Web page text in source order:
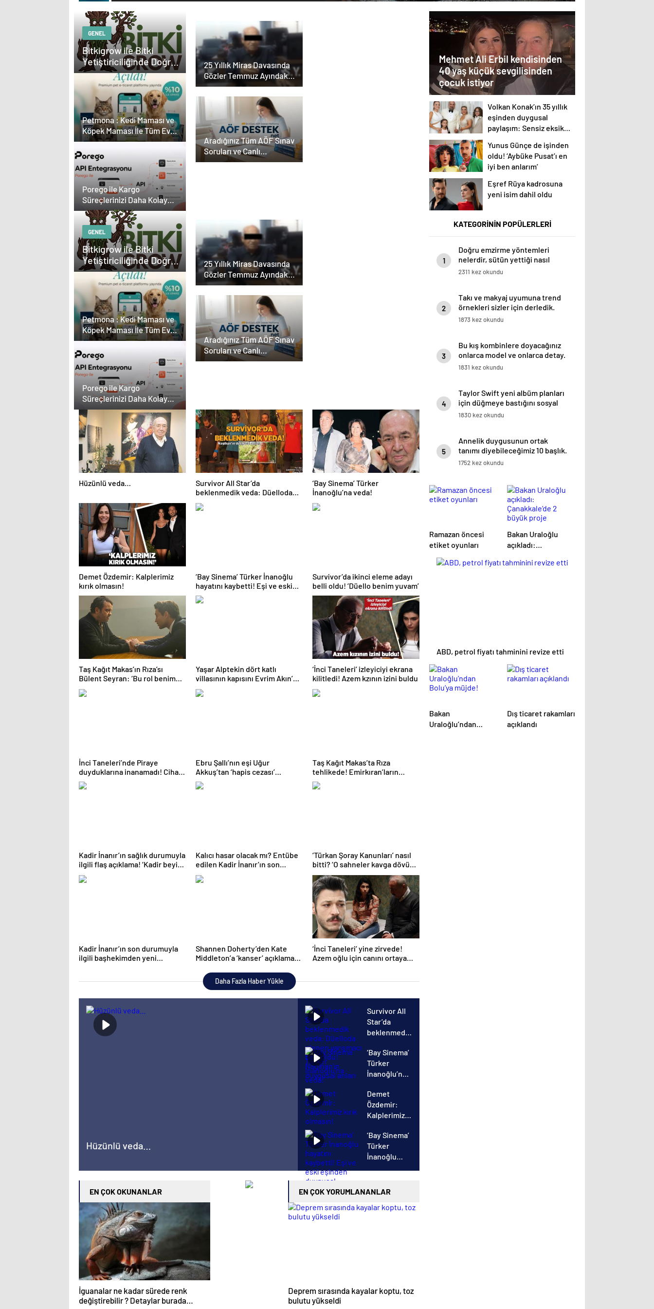
GENEL
Bitkigrow ile Bitki
Yetiştiriciliğinde Doğru
Ekipman ve Ürün
Seçimi
Petmona : Kedi Maması ve
Köpek Maması İle Tüm Evcil
Hayvan Ürünleri
Porego ile Kargo
Süreçlerinizi Daha Kolay
Yönetin
25 Yıllık Miras Davasında
Gözler Temmuz Ayındaki
Karar Duruşmasına
Çevrildi
Aradığınız Tüm AÖF Sınav
Soruları ve Canlı
Açıköğretim Forumu
GENEL
Bitkigrow ile Bitki
Yetiştiriciliğinde Doğru
Ekipman ve Ürün
Seçimi
Petmona : Kedi Maması ve
Köpek Maması İle Tüm Evcil
Hayvan Ürünleri
Porego ile Kargo
Süreçlerinizi Daha Kolay
Yönetin
25 Yıllık Miras Davasında
Gözler Temmuz Ayındaki
Karar Duruşmasına
Çevrildi
Aradığınız Tüm AÖF Sınav
Soruları ve Canlı
Açıköğretim Forumu
Hüzünlü veda…
Survivor All Star’da
beklenmedik veda: Düelloda
elenen yarışmacı belli oldu!
Nagihan’ın duygusal anları
‘Bay Sinema’ Türker
İnanoğlu’na veda!
Demet Özdemir: Kalplerimiz
kırık olmasın!
‘Bay Sinema’ Türker İnanoğlu
hayatını kaybetti! Eşi ve eski
eşinden duygusal paylaşım
Survivor’da ikinci eleme adayı
belli oldu! ‘Düello benim yuvam’
Taş Kağıt Makas’ın Rıza’sı
Bülent Seyran: ‘Bu rol benim
olmalı’ dedim!
Yaşar Alptekin dört katlı
villasının kapısını Evrim Akın’a
açtı!
‘İnci Taneleri’ izleyiciyi ekrana
kilitledi! Azem kzının izini buldu
İnci Taneleri’nde Piraye
duyduklarına inanamadı! Cihan,
Reyyaz’ı son anda kurtardı
Ebru Şallı’nın eşi Uğur
Akkuş’tan ‘hapis cezası’
açıklaması!
Taş Kağıt Makas’ta Rıza
tehlikede! Emirkıran’ların
oyunu bozuldu
Kadir İnanır’ın sağlık durumuyla
ilgili flaş açıklama! ‘Kadir beyin
şansı o an yanında eşinin
olması’
Kalıcı hasar olacak mı? Entübe
edilen Kadir İnanır’ın son
durumu
‘Türkan Şoray Kanunları’ nasıl
bitti? ‘O sahneler kavga dövüş
çekildi’
Kadir İnanır’ın son durumuyla
ilgili başhekimden yeni
Shannen Doherty’den Kate
Middleton’a ‘kanser’ açıklaması
‘İnci Taneleri’ yine zirvede!
Azem oğlu için canını ortaya
Daha Fazla Haber Yükle
Hüzünlü veda…
Survivor All
Star’da
beklenmedik
Düelloda
elenen
yarışmacı
Nagihan’ın
duygusal
anları
‘Bay Sinema’
Türker
İnanoğlu’na
Demet
Özdemir:
Kalplerimiz
‘Bay Sinema’
Türker
İnanoğlu
ve eski
duygusal
EN ÇOK OKUNANLAR
İguanalar ne kadar sürede renk
değiştirebilir ? Detaylar burada…
EN ÇOK YORUMLANANLAR
Deprem sırasında kayalar koptu, toz
bulutu yükseldi
Mehmet Ali Erbil kendisinden
40 yaş küçük sevgilisinden
çocuk istiyor
Volkan Konak’ın 35 yıllık
eşinden duygusal
paylaşım: Sensiz eksik
Yunus Günçe de işinden
oldu! ‘Aybüke Pusat’ı en
iyi ben anlarım’
Eşref Rüya kadrosuna
yeni isim dahil oldu
KATEGORİNİN POPÜLERLERİ
1
Doğru emzirme yöntemleri
nelerdir, sütün yettiği nasıl
anlaşılır?
2311 kez okundu
2
Takı ve makyaj uyumuna trend
örnekleri sizler için derledik.
1873 kez okundu
3
Bu kış kombinlere doyacağınız
onlarca model ve onlarca detay.
1831 kez okundu
4
Taylor Swift yeni albüm planları
için düğmeye bastığını sosyal
medyadan duyurdu!
1830 kez okundu
5
Annelik duygusunun ortak
tanımı diyebileceğimiz 10 başlık.
1752 kez okundu
Ramazan öncesi
etiket oyunları
Bakan Uraloğlu
açıkladı:
büyük proje
ABD, petrol fiyatı tahminini revize etti
Bakan
Uraloğlu’ndan
Dış ticaret rakamları
açıklandı